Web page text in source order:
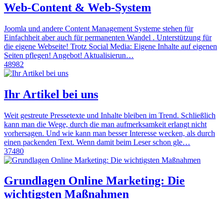
Web-Content & Web-System
Joomla und andere Content Management Systeme stehen für
Einfachheit aber auch für permanenten Wandel . Unterstützung für
die eigene Webseite! Trotz Social Media: Eigene Inhalte auf eigenen
Seiten pflegen! Angebot! Aktualisierun…
48982
Ihr Artikel bei uns
Weit gestreute Pressetexte und Inhalte bleiben im Trend. Schließlich
kann man die Wege, durch die man aufmerksamkeit erlangt nicht
vorhersagen. Und wie kann man besser Interesse wecken, als durch
einen packenden Text. Wenn damit beim Leser schon gle…
37480
Grundlagen Online Marketing: Die
wichtigsten Maßnahmen